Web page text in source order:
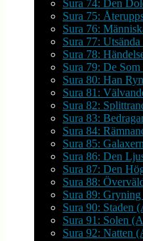
Sura 74: Den
Sura 75:
Sura 76:
Sura 77:
Sura 78:
Sura 79: De
Sura 80: Han
Sura 81:
Sura 82:
Sura 83:
Sura 84:
Sura 85:
Sura 86: Den
Sura 87: Den
Sura 88:
Sura 89:
Sura 90: Staden
Sura 91: Solen
Sura 92: Natten